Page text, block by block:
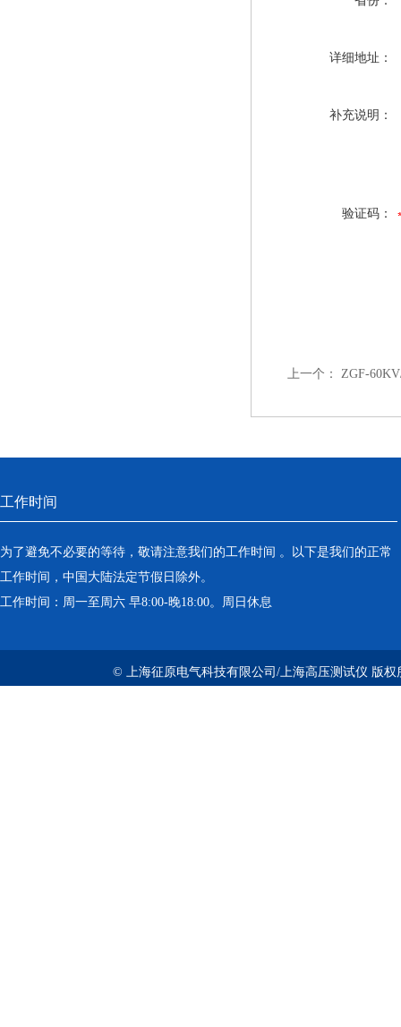
详细地址：
补充说明：
验证码：
上一个： ZGF-
工作时间
为了避免不必要的等待，敬请注意我们的工作时间 。以下是我们的正常
工作时间，中国大陆法定节假日除外。
工作时间：周一至周六 早8:00-晚18:00。周日休息
© 上海征原电气科技有限公司/上海高压测试仪 版权